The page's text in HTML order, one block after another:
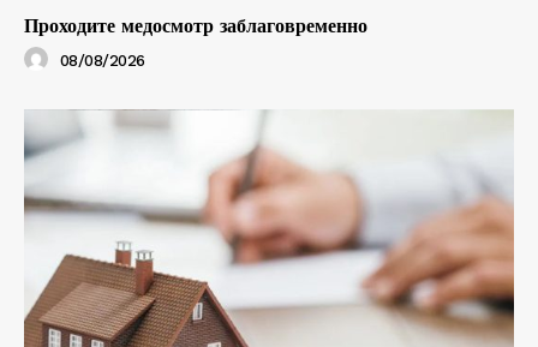
Проходите медосмотр заблаговременно
08/08/2026